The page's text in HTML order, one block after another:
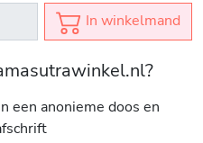
In winkelmand
een anonieme doos en